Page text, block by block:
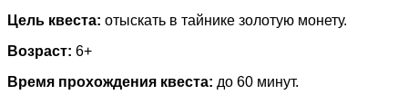
Цель квеста: отыскать в тайнике золотую монету.
Возраст: 6+
Время прохождения квеста: до 60 минут.